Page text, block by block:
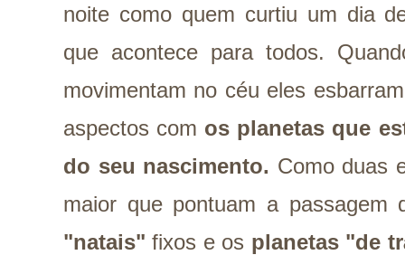
noite como quem curtiu um dia
que acontece para todos.
movimentam no céu eles
aspectos com os planetas que
do seu nascimento. Como duas
maior que pontuam a
"natais" fixos e os planetas "de